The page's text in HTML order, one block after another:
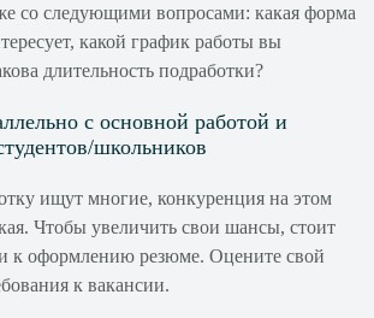
со следующими вопросами: какая форма
какой график работы вы
длительность подработки?
с основной работой и
школьников
ищут многие, конкуренция на этом
Чтобы увеличить свои шансы, стоит
к оформлению резюме. Оцените свой
к вакансии.